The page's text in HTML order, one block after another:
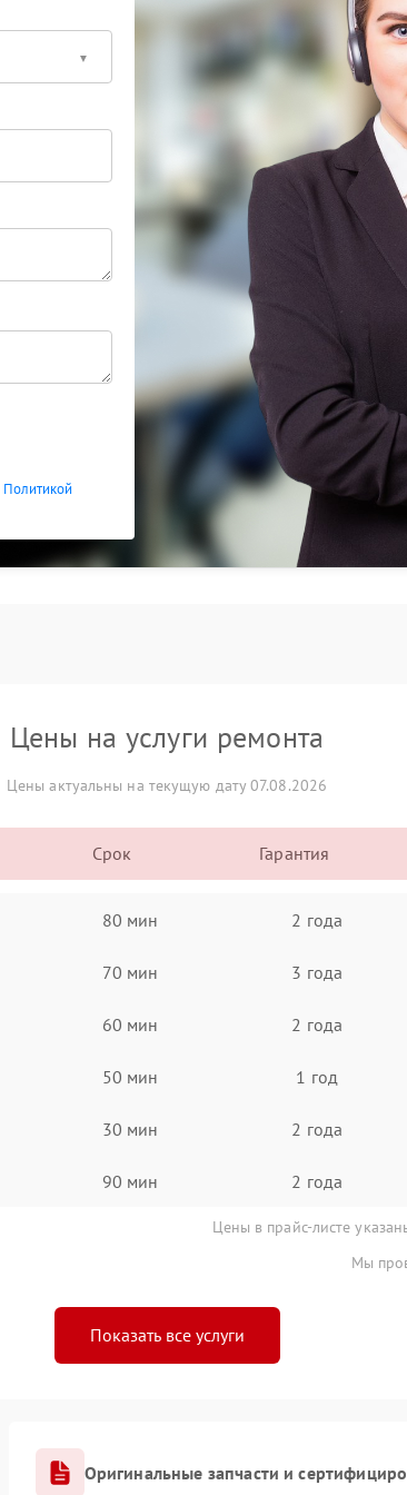
Политикой
Цены на услуги ремонта
Цены актуальны на текущую дату 07.08.2026
Срок Гарантия
80 мин 2 года
70 мин 3 года
60 мин 2 года
50 мин 1 год
30 мин 2 года
90 мин 2 года
Цены в прайс-листе
Мы
Показать все услуги
Оригинальные запчасти и